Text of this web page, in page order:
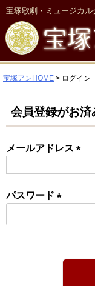
宝塚歌劇・ミュージカ
宝塚アンHOME ログイン
会員登録がお済
メールアドレス
パスワード
須)